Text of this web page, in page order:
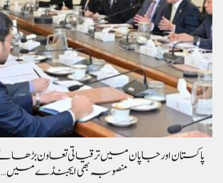
منصوبہ بھی ایجنڈے میں…